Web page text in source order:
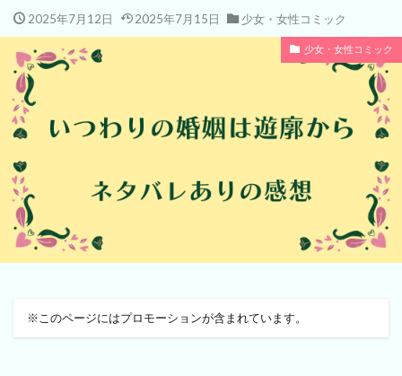
2025年7月12日 2025年7月15日 少女・女性コミック
少女・女性コミック
※このページにはプロモーションが含まれています。